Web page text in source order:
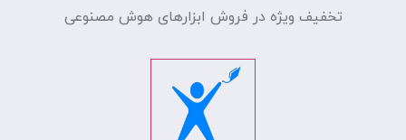
تخفیف ویژه در فروش ابزارهای هوش مصنوعی